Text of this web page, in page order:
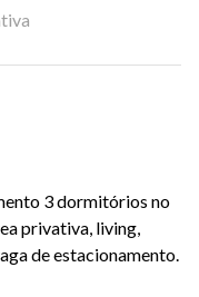
3 dormitórios no
privativa, living,
de estacionamento.